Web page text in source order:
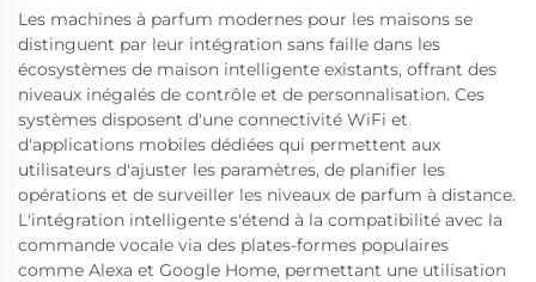
Les machines à parfum modernes pour les maisons se
distinguent par leur intégration sans faille dans les
écosystèmes de maison intelligente existants, offrant des
niveaux inégalés de contrôle et de personnalisation. Ces
systèmes disposent d'une connectivité WiFi et
d'applications mobiles dédiées qui permettent aux
utilisateurs d'ajuster les paramètres, de planifier les
opérations et de surveiller les niveaux de parfum à distance.
L'intégration intelligente s'étend à la compatibilité avec la
commande vocale via des plates-formes populaires
comme Alexa et Google Home, permettant une utilisation